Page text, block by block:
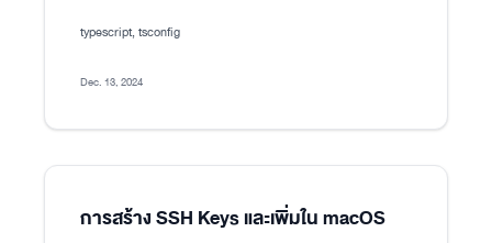
typescript, tsconfig
Dec. 13, 2024
การสร้าง SSH Keys และเพิ่มใน macOS